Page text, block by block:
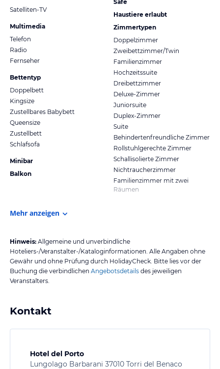
Satelliten-TV
Multimedia
Telefon
Radio
Fernseher
Bettentyp
Doppelbett
Kingsize
Zustellbares Babybett
Queensize
Zustellbett
Schlafsofa
Minibar
Balkon
Safe
Haustiere erlaubt
Zimmertypen
Doppelzimmer
Zweibettzimmer/Twin
Familienzimmer
Hochzeitssuite
Dreibettzimmer
Deluxe-Zimmer
Juniorsuite
Duplex-Zimmer
Suite
Behindertenfreundliche Zimmer
Rollstuhlgerechte Zimmer
Schallisolierte Zimmer
Nichtraucherzimmer
Familienzimmer mit zwei
Räumen
Mehr anzeigen
Hinweis: Allgemeine und unverbindliche
Hoteliers-/Veranstalter-/Kataloginformationen. Alle Angaben ohne
Gewähr und ohne Prüfung durch HolidayCheck. Bitte lies vor der
Buchung die verbindlichen Angebotsdetails des jeweiligen
Veranstalters.
Kontakt
Hotel del Porto
Lungolago Barbarani 37010 Torri del Benaco